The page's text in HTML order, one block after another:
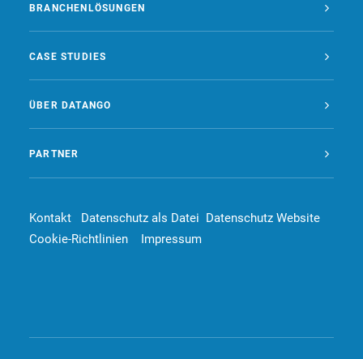
BRANCHENLÖSUNGEN
CASE STUDIES
ÜBER DATANGO
PARTNER
Kontakt Datenschutz als Datei Datenschutz Website
Cookie-Richtlinien
Impressum